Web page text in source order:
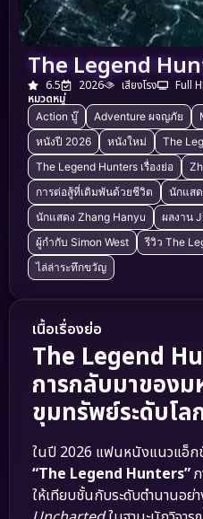
The Legend
6.5 2026 เสียงโรง
Full
หมวดหมู่
Action บู๊ Adventure ผจญภัย
หนังปี 2026
หนังใหม่
The
The Legend Hunters เรื่องย่อ
การต่อสู้ที่เดิมพันด้วยชีวิต
นักแสด
นักแสดง Zhang Hanyu
ผลงาน
ผู้กำกับ Simon West
รีวิว The
ไล่ล่าระทึกขวัญ
เนื้อเรื่องย่อ
The Legend
การกลับมาของม
ขุมทรัพย์ระดับโล
ในปี 2026 แฟนหนังแนวแอ็
“The Legend Hunters”
ให้เทียบชั้นกับระดับตำนานอย่